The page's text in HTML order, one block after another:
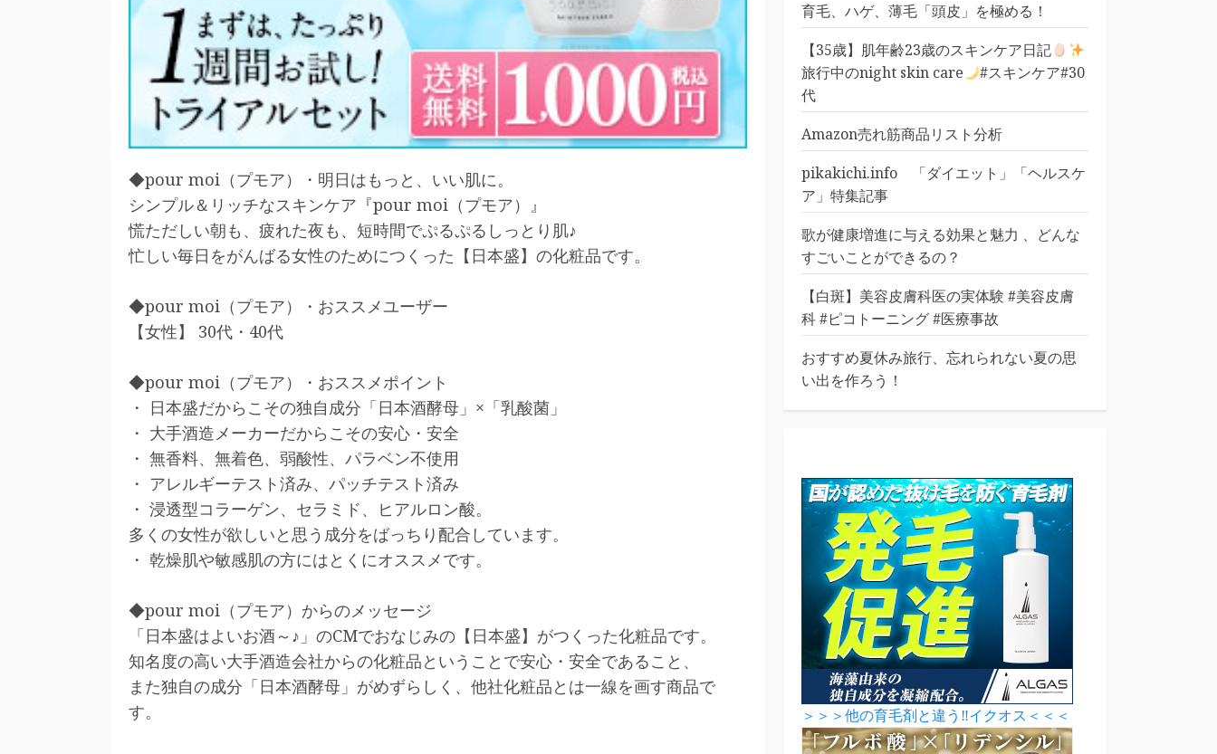
◆pour moi（プモア）・明日はもっと、いい肌に。
シンプル＆リッチなスキンケア『pour moi（プモア）』
慌ただしい朝も、疲れた夜も、短時間でぷるぷるしっとり肌♪
忙しい毎日をがんばる女性のためにつくった【日本盛】の化粧品です。
◆pour moi（プモア）・おススメユーザー
【女性】 30代・40代
◆pour moi（プモア）・おススメポイント
・ 日本盛だからこその独自成分「日本酒酵母」×「乳酸菌」
・ 大手酒造メーカーだからこその安心・安全
・ 無香料、無着色、弱酸性、パラベン不使用
・ アレルギーテスト済み、パッチテスト済み
・ 浸透型コラーゲン、セラミド、ヒアルロン酸。
多くの女性が欲しいと思う成分をばっちり配合しています。
・ 乾燥肌や敏感肌の方にはとくにオススメです。
◆pour moi（プモア）からのメッセージ
「日本盛はよいお酒～♪」のCMでおなじみの【日本盛】がつくった化粧品です。
知名度の高い大手酒造会社からの化粧品ということで安心・安全であること、
また独自の成分「日本酒酵母」がめずらしく、他社化粧品とは一線を画す商品で
す。
育毛、ハゲ、薄毛「頭皮」を極める！
【35歳】肌年齢23歳のスキンケア日記
旅行中のnight skin care
#スキンケア#30
代
Amazon売れ筋商品リスト分析
pikakichi.info 「ダイエット」「ヘルスケ
ア」特集記事
歌が健康増進に与える効果と魅力 、どんな
すごいことができるの？
【白斑】美容皮膚科医の実体験 #美容皮膚
科 #ピコトーニング #医療事故
おすすめ夏休み旅行、忘れられない夏の思
い出を作ろう！
＞＞＞他の育毛剤と違う‼イクオス＜＜＜